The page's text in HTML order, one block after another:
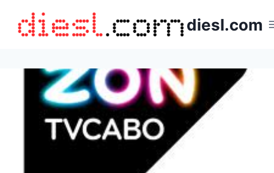
contenido
diesl.com